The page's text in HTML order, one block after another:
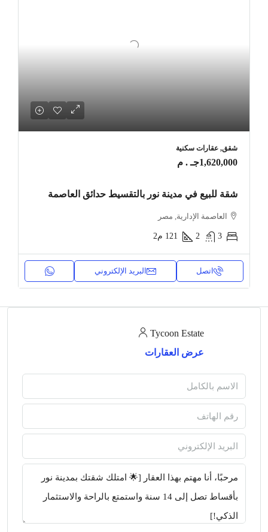
شقق, عقارات سكنية
1,620,000جـ . م
شقة للبيع في مدينة نور بالتقسيط حدائق العاصمة
العاصمة الإدارية, مصر
3
2
121 م2
اتصل البريد الإلكتروني
Tycoon Estate
عرض العقارات